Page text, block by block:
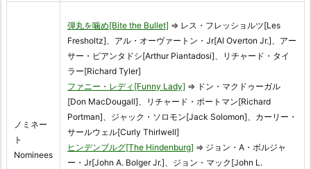
ノミネー
ト
Nominees
弾丸を噛め[Bite the Bullet] ⇒ レス・フレッショルツ[Les
Fresholtz]、アル・オーヴァートン・Jr[Al Overton Jr.]、アー
サー・ピアンタドシ[Arthur Piantadosi]、リチャード・タイ
ラー[Richard Tyler]
ファニー・レディ[Funny Lady] ⇒ ドン・マクドゥーガル
[Don MacDougall]、リチャード・ポートマン[Richard
Portman]、ジャック・ソロモン[Jack Solomon]、カーリー・
サールウェル[Curly Thirlwell]
ヒンデンブルグ[The Hindenburg] ⇒ ジョン・A・ボルジャ
ー・Jr[John A. Bolger Jr.]、ジョン・マック[John L.